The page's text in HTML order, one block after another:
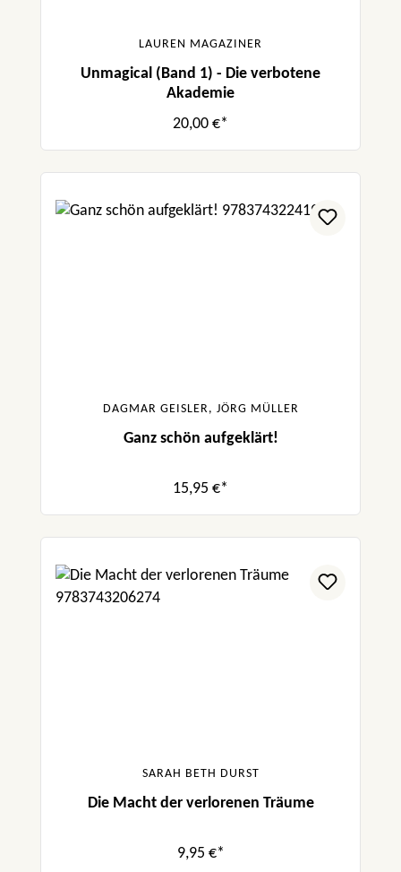
LAUREN MAGAZINER
Unmagical (Band 1) - Die verbotene
Akademie
20,00 €*
DAGMAR GEISLER, JÖRG MÜLLER
Ganz schön aufgeklärt!
15,95 €*
SARAH BETH DURST
Die Macht der verlorenen Träume
9,95 €*